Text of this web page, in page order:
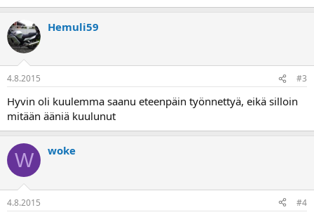
Hemuli59
4.8.2015 #3
Hyvin oli kuulemma saanu eteenpäin työnnettyä, eikä silloin
mitään ääniä kuulunut
W woke
4.8.2015 #4